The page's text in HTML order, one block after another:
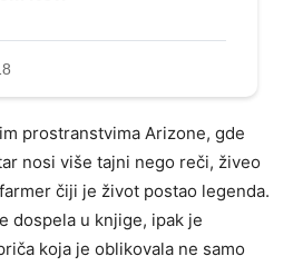
prostranstvima Arizone, gde
nosi više tajni nego reči, živeo
čiji je život postao legenda.
dospela u knjige, ipak je
koja je oblikovala ne samo